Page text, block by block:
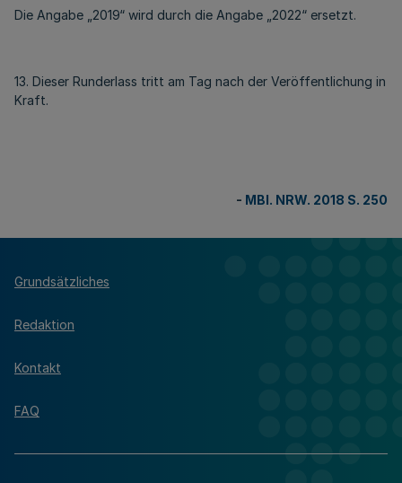
Die Angabe „2019“ wird durch die Angabe „2022“ ersetzt.
13. Dieser Runderlass tritt am Tag nach der Veröffentlichung in
Kraft.
- MBl. NRW. 2018 S. 250
Grundsätzliches
Redaktion
Kontakt
FAQ